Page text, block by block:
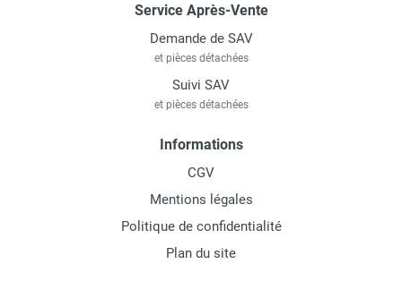
Service Après-Vente
Demande de SAV
et pièces détachées
Suivi SAV
et pièces détachées
Informations
CGV
Mentions légales
Politique de confidentialité
Plan du site